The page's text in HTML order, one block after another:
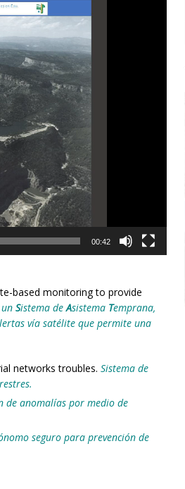
00:42
based monitoring to provide
Sistema deAsistema Temprana,
vía satélite que permite una
networks troubles. Sistema de
de anomalías por medio de
seguro para prevención de